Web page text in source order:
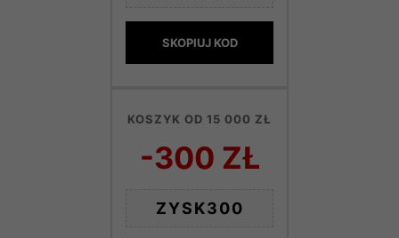
SKOPIUJ KOD
KOSZYK OD 15 000 ZŁ
-300 ZŁ
ZYSK300